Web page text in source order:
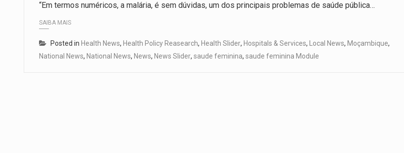
“Em termos numéricos, a malária, é sem dúvidas, um dos principais problemas de saúde pública…
SAIBA MAIS
Posted in Health News, Health Policy Reasearch, Health Slider, Hospitals & Services, Local News, Moçambique,
National News, National News, News, News Slider, saude feminina, saude feminina Module